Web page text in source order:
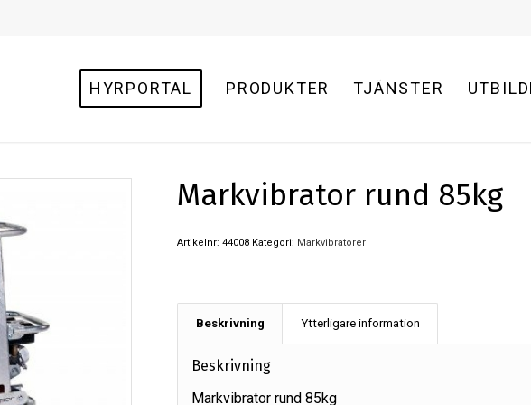
HYRPORTAL PRODUKTER TJÄNSTER
Markvibrator rund 85kg
Artikelnr: 44008 Kategori: Markvibratorer
Beskrivning Ytterligare information
Beskrivning
Markvibrator rund 85kg